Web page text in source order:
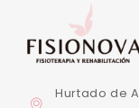
Hurtado de